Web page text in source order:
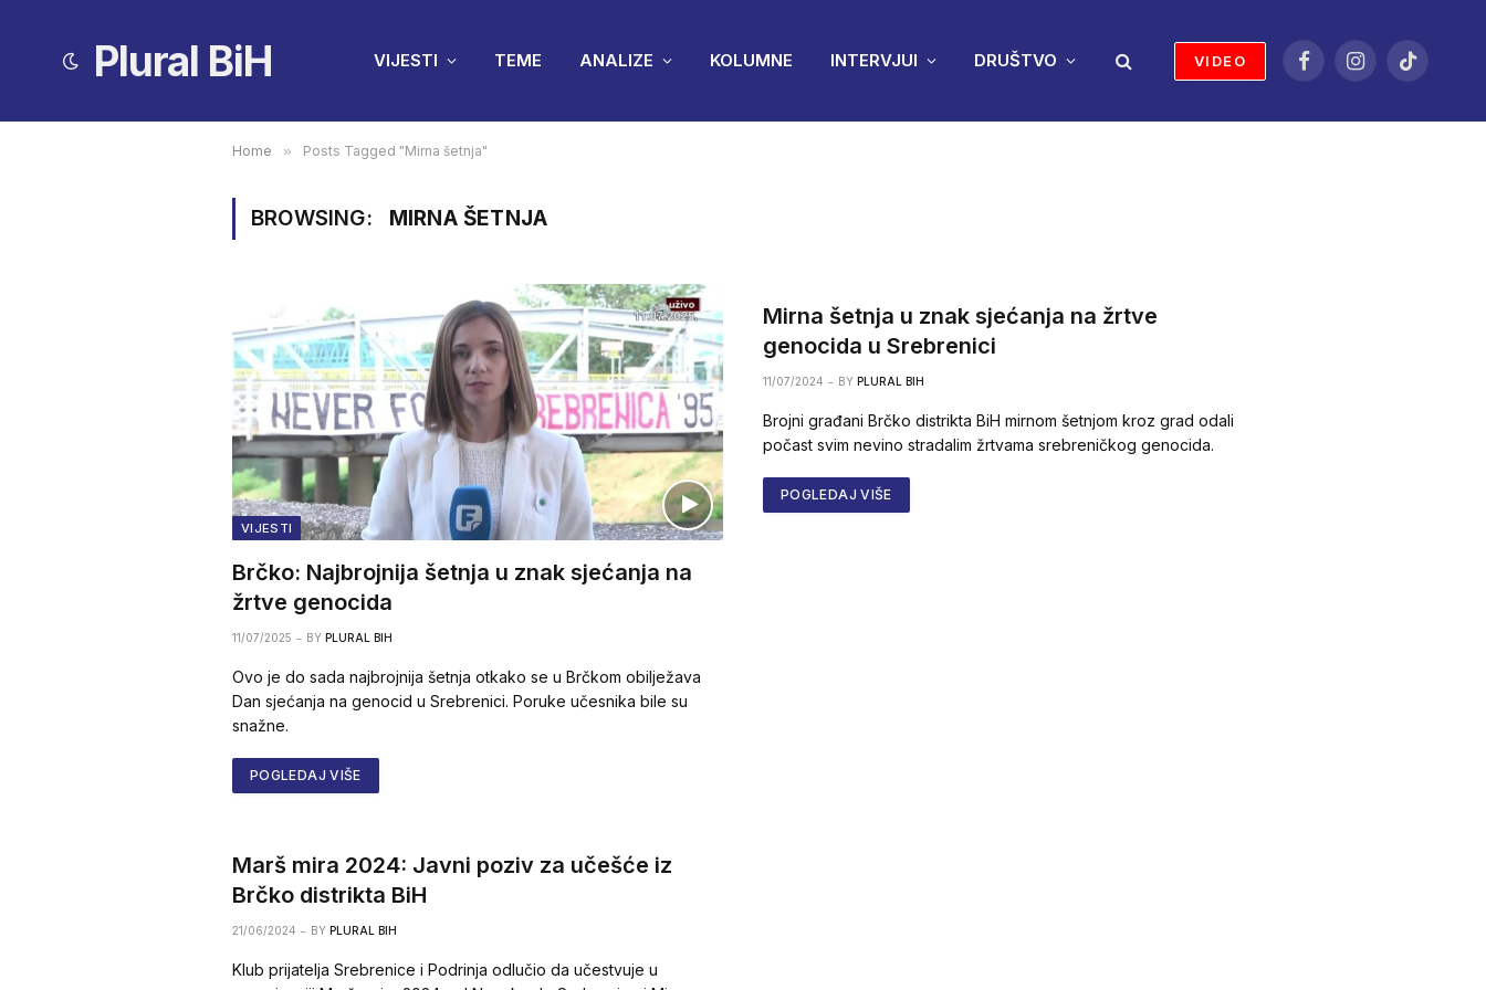
Plural BiH VIJESTI TEME ANALIZE KOLUMNE INTERVJUI DRUŠTVO VIDEO
FacebookInstagramTikTok
Home » Posts Tagged "Mirna šetnja"
BROWSING: MIRNA ŠETNJA
VIJESTI
Brčko: Najbrojnija šetnja u znak sjećanja na
žrtve genocida
11/07/2025 BY PLURAL BIH
Ovo je do sada najbrojnija šetnja otkako se u Brčkom obilježava
Dan sjećanja na genocid u Srebrenici. Poruke učesnika bile su
snažne.
POGLEDAJ VIŠE
Mirna šetnja u znak sjećanja na žrtve
genocida u Srebrenici
11/07/2024 BY PLURAL BIH
Brojni građani Brčko distrikta BiH mirnom šetnjom kroz grad odali
počast svim nevino stradalim žrtvama srebreničkog genocida.
POGLEDAJ VIŠE
Marš mira 2024: Javni poziv za učešće iz
Brčko distrikta BiH
21/06/2024 BY PLURAL BIH
Klub prijatelja Srebrenice i Podrinja odlučio da učestvuje u